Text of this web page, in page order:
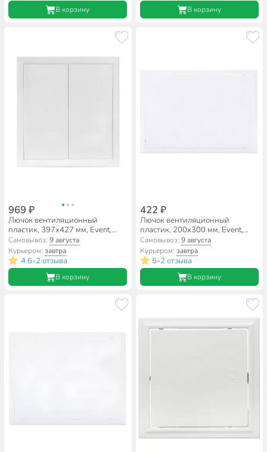
В корзину В корзину
969 ₽
Лючок вентиляционный
пластик, 397х427 мм, Event,
4040ЛП
Самовывоз:9 августа
Курьером:завтра
4.6•2 отзыва
В корзину
422 ₽
Лючок вентиляционный
пластик, 200х300 мм, Event,
2030ЛП
Самовывоз: 9 августа
Курьером: завтра
5•2 отзыва
В корзину